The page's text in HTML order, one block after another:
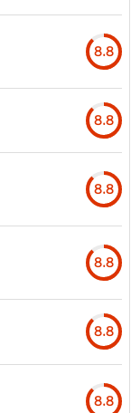
8.8
8.8
8.8
8.8
8.8
8.8